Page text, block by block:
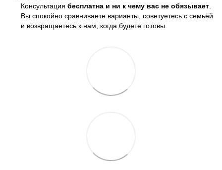
Консультация бесплатна и ни к чему вас не обязывает
Вы спокойно сравниваете варианты, советуетесь с семьёй
и возвращаетесь к нам, когда будете готовы.